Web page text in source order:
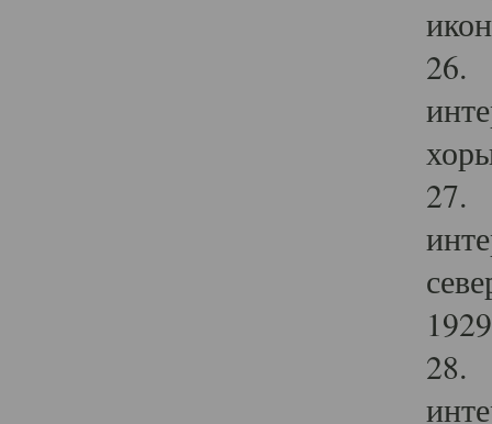
26.
27.
28.